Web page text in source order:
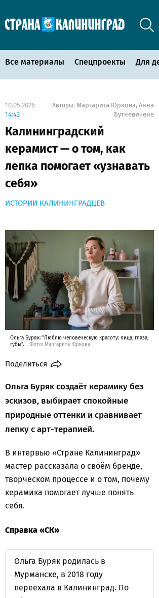
Все материалы Спецпроекты Для
10.05.2026
14:42
Авторы: Маргарита Юркова, Анна
Бутневичене
Калининградский
керамист — о том, как
лепка помогает «узнавать
себя»
ИСТОРИИ КАЛИНИНГРАДЦЕВ
Ольга Буряк: "Люблю человеческую красоту: лица, глаза,
губы".
Фото: Маргарита Юркова
Поделиться
Ольга Буряк создаёт керамику без
эскизов, выбирает спокойные
природные оттенки и сравнивает
лепку с арт-терапией.
В интервью «Стране Калининград»
мастер рассказала о своём бренде,
творческом процессе и о том, почему
керамика помогает лучше понять
себя.
Справка «СК»
Ольга Буряк родилась в
Мурманске, в 2018 году
переехала в Калининград. По